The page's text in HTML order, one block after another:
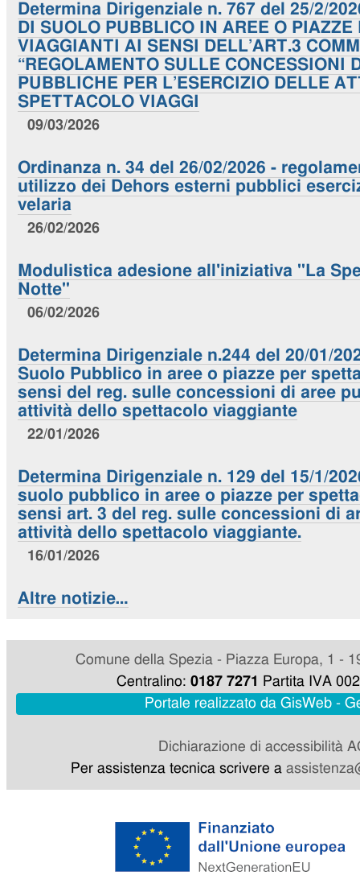
Determina Dirigenziale n. 767 del 25/2/
DI SUOLO PUBBLICO IN AREE O PIAZZE
VIAGGIANTI AI SENSI DELL’ART.3
“REGOLAMENTO SULLE CONCESSIONI
PUBBLICHE PER L’ESERCIZIO DELLE
SPETTACOLO VIAGGI
09/03/2026
Ordinanza n. 34 del 26/02/2026 -
utilizzo dei Dehors esterni pubblici
velaria
26/02/2026
Modulistica adesione all'iniziativa "La
Notte"
06/02/2026
Determina Dirigenziale n.244 del 20/01/
Suolo Pubblico in aree o piazze per
sensi del reg. sulle concessioni di aree
attività dello spettacolo viaggiante
22/01/2026
Determina Dirigenziale n. 129 del 15/1/
suolo pubblico in aree o piazze per
sensi art. 3 del reg. sulle concessioni di
attività dello spettacolo viaggiante.
16/01/2026
Altre notizie…
Comune della Spezia - Piazza Europa, 1 -
Centralino: 0187 7271
Partita IVA
Portale realizzato da GisWeb -
Dichiarazione di accessibilità
Per assistenza tecnica scrivere a